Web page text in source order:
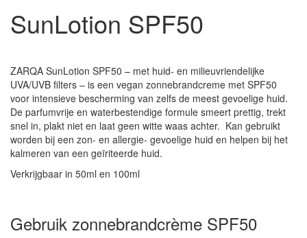
SunLotion SPF50
ZARQA SunLotion SPF50 – met huid- en milieuvriendelijke
UVA/UVB filters – is een vegan zonnebrandcreme met SPF50
voor intensieve bescherming van zelfs de meest gevoelige huid.
De parfumvrije en waterbestendige formule smeert prettig, trekt
snel in, plakt niet en laat geen witte waas achter. Kan gebruikt
worden bij een zon- en allergie- gevoelige huid en helpen bij het
kalmeren van een geïriteerde huid.
Verkrijgbaar in 50ml en 100ml
Gebruik zonnebrandcrème SPF50